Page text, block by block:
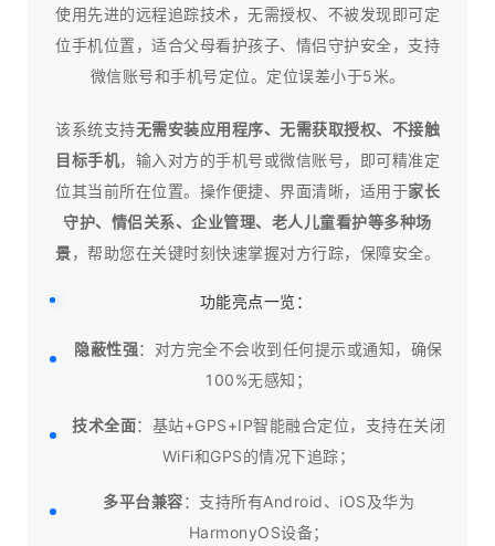
使用先进的远程追踪技术，无需授权、不被发现即可定
位手机位置，适合父母看护孩子、情侣守护安全，支持
微信账号和手机号定位。定位误差小于5米。
该系统支持无需安装应用程序、无需获取授权、不接触
目标手机，输入对方的手机号或微信账号，即可精准定
位其当前所在位置。操作便捷、界面清晰，适用于家长
守护、情侣关系、企业管理、老人儿童看护等多种场
景，帮助您在关键时刻快速掌握对方行踪，保障安全。
功能亮点一览：
隐蔽性强：对方完全不会收到任何提示或通知，确保
100%无感知；
技术全面：基站+GPS+IP智能融合定位，支持在关闭
WiFi和GPS的情况下追踪；
多平台兼容：支持所有Android、iOS及华为
HarmonyOS设备；